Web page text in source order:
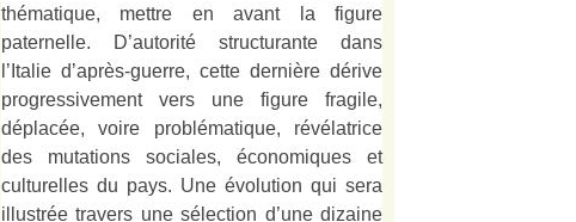
thématique, mettre en avant la figure
paternelle. D’autorité structurante dans
l’Italie d’après-guerre, cette dernière dérive
progressivement vers une figure fragile,
déplacée, voire problématique, révélatrice
des mutations sociales, économiques et
culturelles du pays. Une évolution qui sera
illustrée travers une sélection d’une dizaine